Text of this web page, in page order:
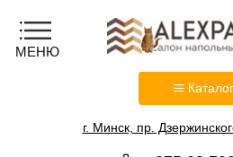
Каталог
г. Минск, пр.